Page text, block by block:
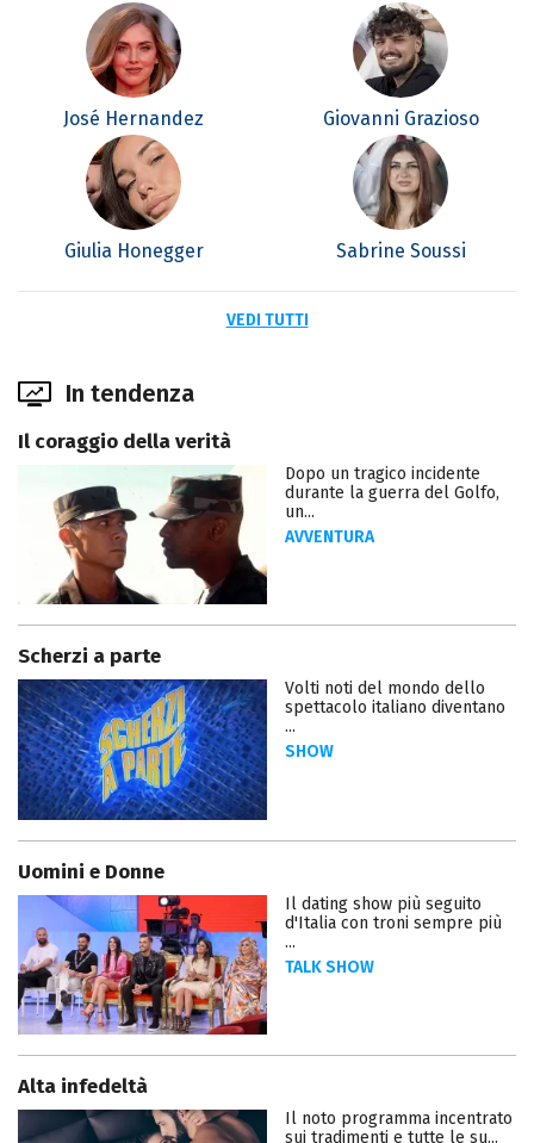
José Hernandez Giovanni Grazioso
Giulia Honegger Sabrine Soussi
VEDI TUTTI
In tendenza
Il coraggio della verità
Dopo un tragico incidente
durante la guerra del Golfo,
un...
AVVENTURA
Scherzi a parte
Volti noti del mondo dello
spettacolo italiano diventano
...
SHOW
Uomini e Donne
Il dating show più seguito
d'Italia con troni sempre più
...
TALK SHOW
Alta infedeltà
Il noto programma incentrato
sui tradimenti e tutte le su...